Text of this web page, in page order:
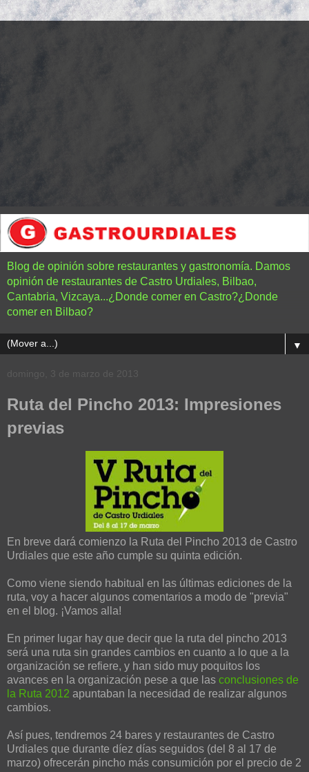
Blog de opinión sobre restaurantes y gastronomía. Damos
opinión de restaurantes de Castro Urdiales, Bilbao,
Cantabria, Vizcaya...¿Donde comer en Castro?¿Donde
comer en Bilbao?
▼
domingo, 3 de marzo de 2013
Ruta del Pincho 2013: Impresiones
previas
En breve dará comienzo la Ruta del Pincho 2013 de Castro
Urdiales que este año cumple su quinta edición.
Como viene siendo habitual en las últimas ediciones de la
ruta, voy a hacer algunos comentarios a modo de "previa"
en el blog. ¡Vamos alla!
En primer lugar hay que decir que la ruta del pincho 2013
será una ruta sin grandes cambios en cuanto a lo que a la
organización se refiere, y han sido muy poquitos los
avances en la organización pese a que las conclusiones de
la Ruta 2012 apuntaban la necesidad de realizar algunos
cambios.
Así pues, tendremos 24 bares y restaurantes de Castro
Urdiales que durante díez días seguidos (del 8 al 17 de
marzo) ofrecerán pincho más consumición por el precio de 2